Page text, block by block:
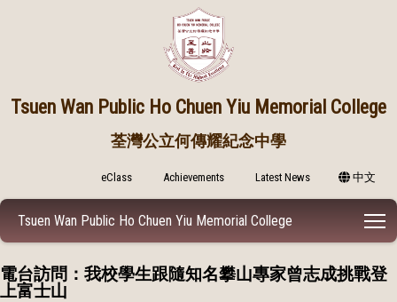
Tsuen Wan Public Ho Chuen Yiu Memorial College
荃灣公立何傳耀紀念中學
eClass Achievements Latest News 中文
Tsuen Wan Public Ho Chuen Yiu Memorial College
電台訪問：我校學生跟隨知名攀山專家曾志成挑戰登
上富士山